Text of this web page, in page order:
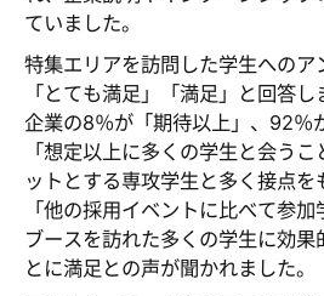
ていました。
特集エリアを訪問した学生への
「とても満足」「満足」と回答
企業の8％が「期待以上」、92％
「想定以上に多くの学生と会う
ットとする専攻学生と多く接点を
「他の採用イベントに比べて参加
ブースを訪れた多くの学生に効
とに満足との声が聞かれました。